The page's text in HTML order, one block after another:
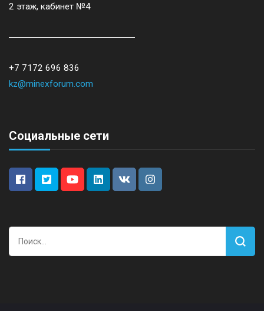
2 этаж, кабинет №4
+7 7172 696 836
kz@minexforum.com
Социальные сети
Найти: